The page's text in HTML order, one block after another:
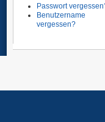
Passwort
Benutzername
vergessen?